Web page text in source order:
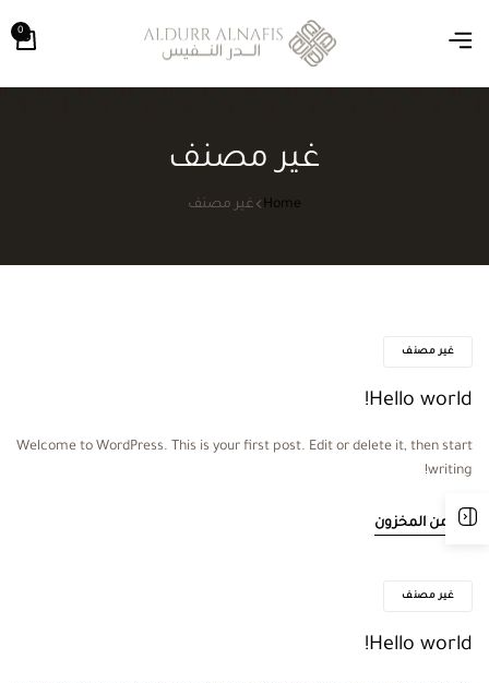
0
غير مصنف
Home غير مصنف
غير مصنف
Hello world!
Welcome to WordPress. This is your first post. Edit or delete it, then start
writing!
نفذ من المخزون
غير مصنف
Hello world!